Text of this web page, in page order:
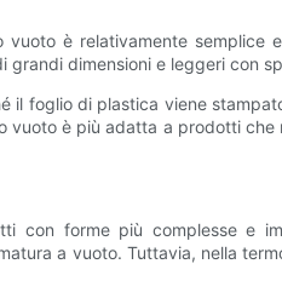
è relativamente semplice
dimensioni e leggeri con
foglio di plastica viene
è più adatta a prodotti che
con forme più complesse e
a vuoto. Tuttavia, nella